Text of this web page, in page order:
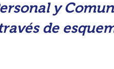
y
de